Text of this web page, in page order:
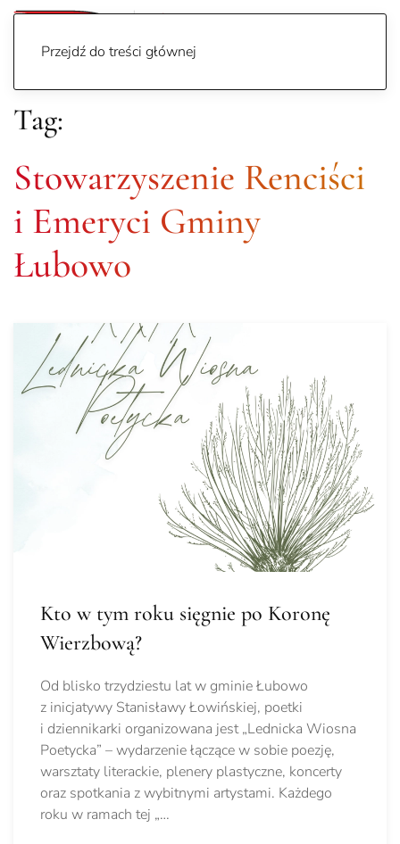
Przejdź do treści głównej
Tag:
Stowarzyszenie Renciści
i Emeryci Gminy
Łubowo
Kto w tym roku sięgnie po Koronę
Wierzbową?
Od blisko trzydziestu lat w gminie Łubowo
z inicjatywy Stanisławy Łowińskiej, poetki
i dziennikarki organizowana jest „Lednicka Wiosna
Poetycka” – wydarzenie łączące w sobie poezję,
warsztaty literackie, plenery plastyczne, koncerty
oraz spotkania z wybitnymi artystami. Każdego
roku w ramach tej „…